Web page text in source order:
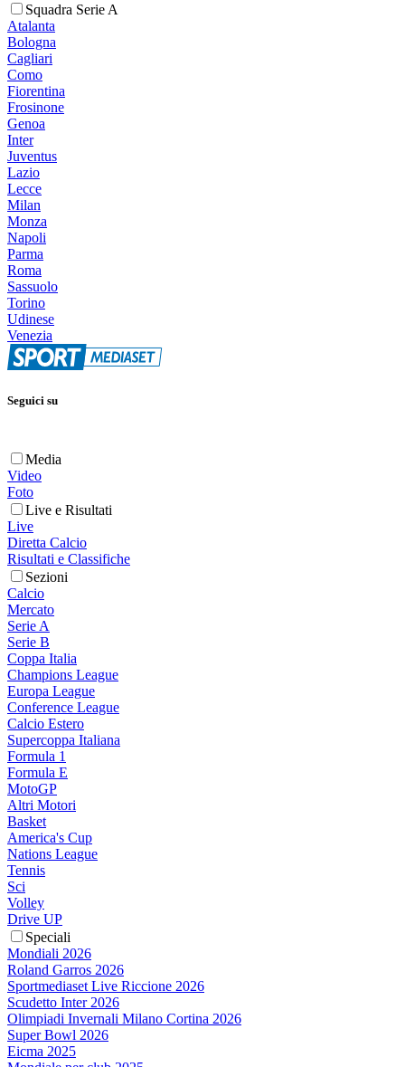
Squadra Serie A
Atalanta
Bologna
Cagliari
Como
Fiorentina
Frosinone
Genoa
Inter
Juventus
Lazio
Lecce
Milan
Monza
Napoli
Parma
Roma
Sassuolo
Torino
Udinese
Venezia
Seguici su
Media
Video
Foto
Live e Risultati
Live
Diretta Calcio
Risultati e Classifiche
Sezioni
Calcio
Mercato
Serie A
Serie B
Coppa Italia
Champions League
Europa League
Conference League
Calcio Estero
Supercoppa Italiana
Formula 1
Formula E
MotoGP
Altri Motori
Basket
America's Cup
Nations League
Tennis
Sci
Volley
Drive UP
Speciali
Mondiali 2026
Roland Garros 2026
Sportmediaset Live Riccione 2026
Scudetto Inter 2026
Olimpiadi Invernali Milano Cortina 2026
Super Bowl 2026
Eicma 2025